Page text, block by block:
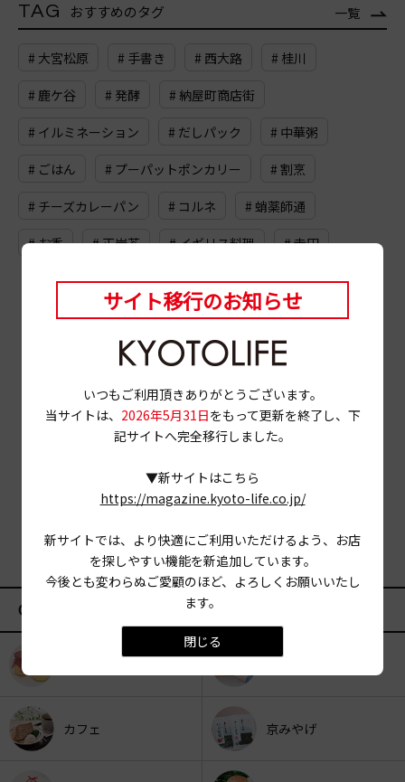
TAG おすすめのタグ 一覧
# 大宮松原 # 手書き # 西大路 # 桂川
# 鹿ケ谷 # 発酵 # 納屋町商店街
# イルミネーション # だしパック # 中華粥
# ごはん # プーパットポンカリー # 割烹
# チーズカレーパン # コルネ # 蛸薬師通
# お香 # 正岩茶 # イギリス料理 # 寺田
サイト移行のお知らせ
いつもご利用頂きありがとうございます。
当サイトは、 2026年5月31日をもって更新を終了し、下
記サイトへ完全移行しました。
▼新サイトはこちら
https://magazine.kyoto-life.co.jp/
新サイトでは、より快適にご利用いただけるよう、お店
を探しやすい機能を新追加しています。
今後とも変わらぬご愛顧のほど、よろしくお願いいたし
ます。
閉じる
CATEGORY
カフェ 京みやげ